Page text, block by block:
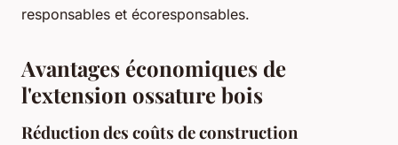
responsables et écoresponsables.
Avantages économiques de
l'extension ossature bois
Réduction des coûts de construction